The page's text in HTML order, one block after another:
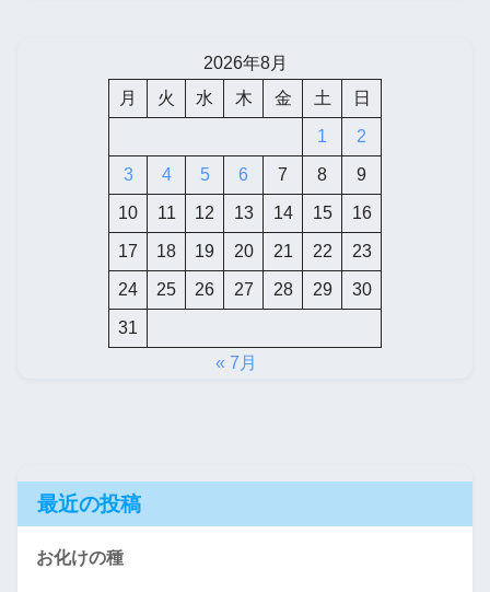
2026年8月
月
火 水 木 金 土 日
1 2
3 4 5 6 7 8 9
10 11 12 13 14 15 16
17 18 19 20 21 22 23
24 25 26 27 28 29 30
31
« 7月
最近の投稿
お化けの種